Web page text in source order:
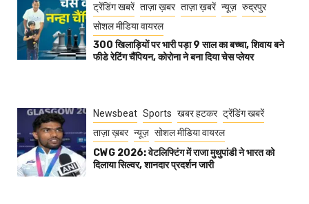
ट्रेंडिंग खबरें ताज़ा ख़बर ताज़ा ख़बरें न्यूज़ रुद्रपुर
सोशल मीडिया वायरल
300 खिलाड़ियों पर भारी पड़ा 9 साल का बच्चा, शिवाय बने
फीडे रेटिंग चैंपियन, कोरोना ने बना दिया चेस प्लेयर
Newsbeat Sports खबर हटकर ट्रेंडिंग खबरें
ताज़ा ख़बर न्यूज़ सोशल मीडिया वायरल
CWG 2026: वेटलिफ्टिंग में राजा मुथुपांडी ने भारत को
दिलाया सिल्वर, शानदार प्रदर्शन जारी